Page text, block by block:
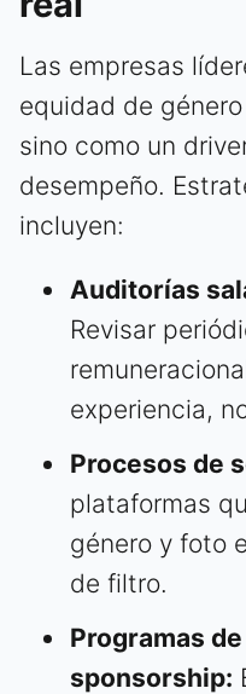
Las empresas
equidad de
sino como un
desempeño.
incluyen:
Auditorías
Revisar
experiencia,
Procesos de
plataformas
género y foto
de filtro.
Programas
sponsorship: